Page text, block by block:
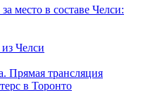
место в составе Челси:
Челси
Прямая трансляция
в Торонто